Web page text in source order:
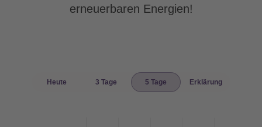
erneuerbaren Energien!
Heute 3 Tage 5 Tage Erklärung